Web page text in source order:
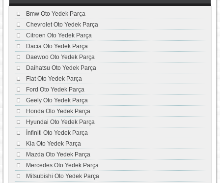
Bmw Oto Yedek Parça
Chevrolet Oto Yedek Parça
Citroen Oto Yedek Parça
Dacia Oto Yedek Parça
Daewoo Oto Yedek Parça
Daihatsu Oto Yedek Parça
Fiat Oto Yedek Parça
Ford Oto Yedek Parça
Geely Oto Yedek Parça
Honda Oto Yedek Parça
Hyundai Oto Yedek Parça
İnfiniti Oto Yedek Parça
Kia Oto Yedek Parça
Mazda Oto Yedek Parça
Mercedes Oto Yedek Parça
Mitsubishi Oto Yedek Parça